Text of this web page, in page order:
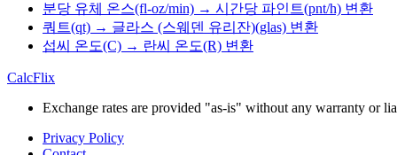
분당 유체 온스(fl-oz/min) → 시간당 파인트(pnt/h) 변환
쿼트(qt) → 글라스 (스웨덴 유리잔)(glas) 변환
섭씨 온도(C) → 란씨 온도(R) 변환
CalcFlix
Exchange rates are provided "as-is" without any warranty or
Privacy Policy